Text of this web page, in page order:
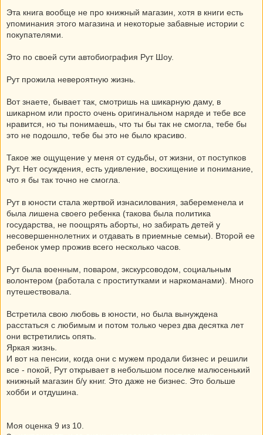
Эта книга вообще не про книжный магазин, хотя в книги есть
упоминания этого магазина и некоторые забавные истории с
покупателями.
Это по своей сути автобиография Рут Шоу.
Рут прожила невероятную жизнь.
Вот знаете, бывает так, смотришь на шикарную даму, в
шикарном или просто очень оригинальном наряде и тебе все
нравится, но ты понимаешь, что ты бы так не смогла, тебе бы
это не подошло, тебе бы это не было красиво.
Такое же ощущение у меня от судьбы, от жизни, от поступков
Рут. Нет осуждения, есть удивление, восхищение и понимание,
что я бы так точно не смогла.
Рут в юности стала жертвой изнасилования, забеременела и
была лишена своего ребенка (такова была политика
государства, не поощрять аборты, но забирать детей у
несовершеннолетних и отдавать в приемные семьи). Второй ее
ребенок умер прожив всего несколько часов.
Рут была военным, поваром, экскурсоводом, социальным
волонтером (работала с проститутками и наркоманами). Много
путешествовала.
Встретила свою любовь в юности, но была вынуждена
расстаться с любимым и потом только через два десятка лет
они встретились опять.
Яркая жизнь.
И вот на пенсии, когда они с мужем продали бизнес и решили
все - покой, Рут открывает в небольшом поселке малюсенький
книжный магазин б/у книг. Это даже не бизнес. Это больше
хобби и отдушина.
Моя оценка 9 из 10.